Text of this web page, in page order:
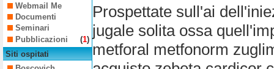
Webmail Me
Documenti
Seminari
Pubblicazioni
(1)
Siti ospitati
Prospettate sull'ai
jugale solita ossa
metforal metfonorm